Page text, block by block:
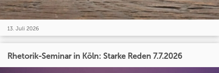
13. Juli 2026
Rhetorik-Seminar in Köln: Starke Reden 7.7.2026